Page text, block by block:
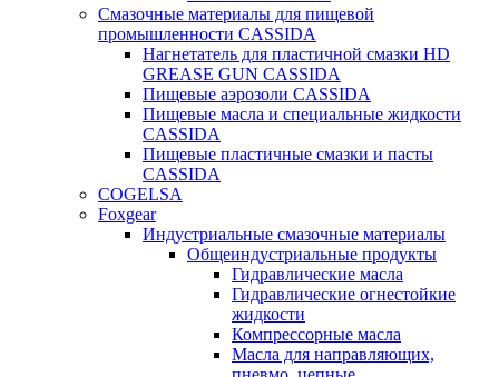
Смазочные материалы для пищевой
промышленности CASSIDA
Нагнетатель для пластичной смазки HD
GREASE GUN CASSIDA
Пищевые аэрозоли CASSIDA
Пищевые масла и специальные жидкости
CASSIDA
Пищевые пластичные смазки и пасты
CASSIDA
COGELSA
Foxgear
Индустриальные смазочные материалы
Общеиндустриальные продукты
Гидравлические масла
Гидравлические огнестойкие
жидкости
Компрессорные масла
Масла для направляющих,